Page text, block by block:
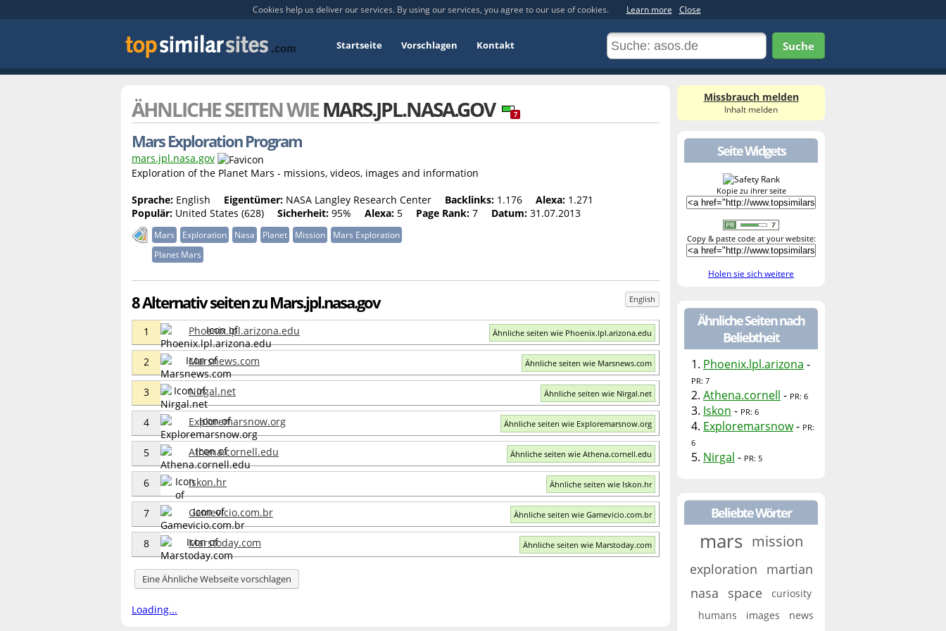
Cookies help us deliver our services. By using our services, you agree to our use of cookies. Learn more Close
Startseite Vorschlagen Kontakt Suche
ÄHNLICHE SEITEN WIEMARS.JPL.NASA.GOV 7
Mars Exploration Program
mars.jpl.nasa.gov
Exploration of the Planet Mars - missions, videos, images and information
Sprache: English Eigentümer: NASA Langley Research Center Backlinks: 1.176 Alexa: 1.271
Populär: United States (628) Sicherheit: 95% Alexa: 5 Page Rank: 7 Datum: 31.07.2013
Mars Exploration Nasa Planet Mission
Mars Exploration
Planet Mars
8 Alternativ seiten zu Mars.jpl.nasa.gov English
1 Phoenix.lpl.arizona.edu Ähnliche seiten wie Phoenix.lpl.arizona.edu
2 Marsnews.com Ähnliche seiten wie Marsnews.com
3 Nirgal.net Ähnliche seiten wie Nirgal.net
4 Exploremarsnow.org Ähnliche seiten wie Exploremarsnow.org
5 Athena.cornell.edu Ähnliche seiten wie Athena.cornell.edu
6 Iskon.hr Ähnliche seiten wie Iskon.hr
7 Gamevicio.com.br Ähnliche seiten wie Gamevicio.com.br
8 Marstoday.com Ähnliche seiten wie Marstoday.com
Eine Ähnliche Webseite vorschlagen
Loading...
Missbrauch melden
Inhalt melden
Seite Widgets
Kopie zu ihrer seite
Copy & paste code at your website:
Holen sie sich weitere
Ähnliche Seiten nach
Beliebtheit
1. Phoenix.lpl.arizona -
PR: 7
2. Athena.cornell - PR: 6
3. Iskon - PR: 6
4. Exploremarsnow- PR:
6
5. Nirgal - PR: 5
Beliebte Wörter
mars mission
exploration
martian
nasa
space
curiosity
humans
images
news